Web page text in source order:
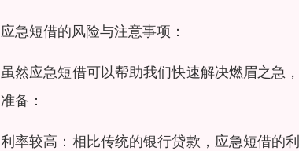
应急短借的风险与注意事项：
虽然应急短借可以帮助我们快速解决燃眉之急
准备：
利率较高：相比传统的银行贷款，应急短借的